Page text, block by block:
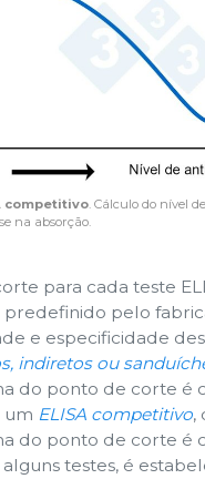
competitivo . Cálculo do nível
na absorção.
para cada teste
pelo
e especificidade
indiretos ou
do ponto de corte é
um ELISA competitivo,
do ponto de corte é
alguns testes, é